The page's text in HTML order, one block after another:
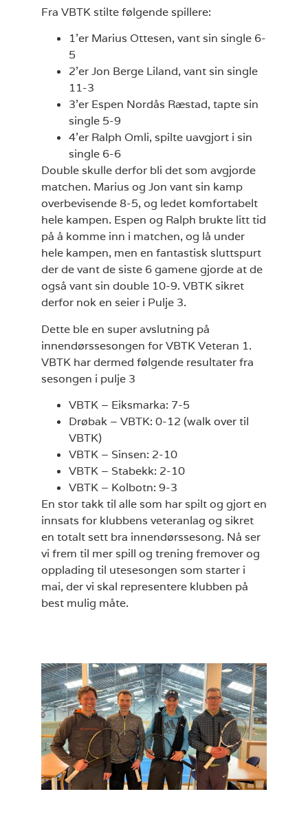
Fra VBTK stilte følgende spillere:
1’er Marius Ottesen, vant sin single 6-
5
2’er Jon Berge Liland, vant sin single
11-3
3’er Espen Nordås Ræstad, tapte sin
single 5-9
4’er Ralph Omli, spilte uavgjort i sin
single 6-6
Double skulle derfor bli det som avgjorde
matchen. Marius og Jon vant sin kamp
overbevisende 8-5, og ledet komfortabelt
hele kampen. Espen og Ralph brukte litt tid
på å komme inn i matchen, og lå under
hele kampen, men en fantastisk sluttspurt
der de vant de siste 6 gamene gjorde at de
også vant sin double 10-9. VBTK sikret
derfor nok en seier i Pulje 3.
Dette ble en super avslutning på
innendørssesongen for VBTK Veteran 1.
VBTK har dermed følgende resultater fra
sesongen i pulje 3
VBTK – Eiksmarka: 7-5
Drøbak – VBTK: 0-12 (walk over til
VBTK)
VBTK – Sinsen: 2-10
VBTK – Stabekk: 2-10
VBTK – Kolbotn: 9-3
En stor takk til alle som har spilt og gjort en
innsats for klubbens veteranlag og sikret
en totalt sett bra innendørssesong. Nå ser
vi frem til mer spill og trening fremover og
opplading til utesesongen som starter i
mai, der vi skal representere klubben på
best mulig måte.